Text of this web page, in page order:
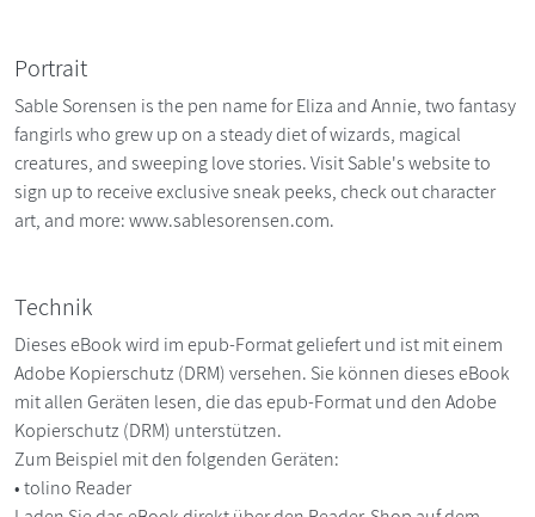
Portrait
Sable Sorensen is the pen name for Eliza and Annie, two fantasy
fangirls who grew up on a steady diet of wizards, magical
creatures, and sweeping love stories. Visit Sable's website to
sign up to receive exclusive sneak peeks, check out character
art, and more: www.sablesorensen.com.
Technik
Dieses eBook wird im epub-Format geliefert und ist mit einem
Adobe Kopierschutz (DRM) versehen. Sie können dieses eBook
mit allen Geräten lesen, die das epub-Format und den Adobe
Kopierschutz (DRM) unterstützen.
Zum Beispiel mit den folgenden Geräten:
• tolino Reader